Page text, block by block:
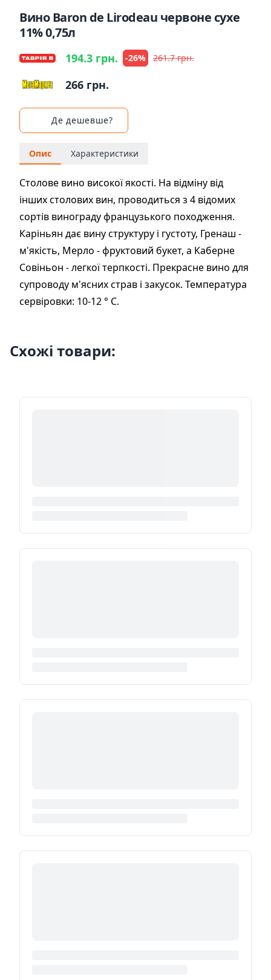
Вино Baron de Lirodeau червоне сухе
11% 0,75л
194.3 грн. -26% 261.7 грн.
266 грн.
Де дешевше?
Опис Характеристики
Столове вино високої якості. На відміну від
інших столових вин, проводиться з 4 відомих
сортів винограду французького походження.
Каріньян дає вину структуру і густоту, Гренаш -
м'якість, Мерло - фруктовий букет, а Каберне
Совіньон - легкої терпкості. Прекрасне вино для
супроводу м'ясних страв і закусок. Температура
сервіровки: 10-12 ° С.
Схожі товари: